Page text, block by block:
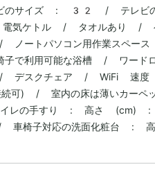
のサイズ : 32 / テレビの
ケトル / タオルあり /
/ ノートパソコン用作業スペ
で利用可能な浴槽 / ワード
し / デスクチェア /
続可) / 室内の床は薄いカー
手すり : 高さ (cm) :
椅子対応の洗面化粧